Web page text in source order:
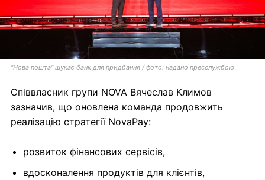
"Нова пошта" шукає банк для придбання / фото: надано пресслужбою
Співвласник групи NOVA Вячеслав Климов
зазначив, що оновлена команда продовжить
реалізацію стратегії NovaPay:
розвиток фінансових сервісів,
вдосконалення продуктів для клієнтів,